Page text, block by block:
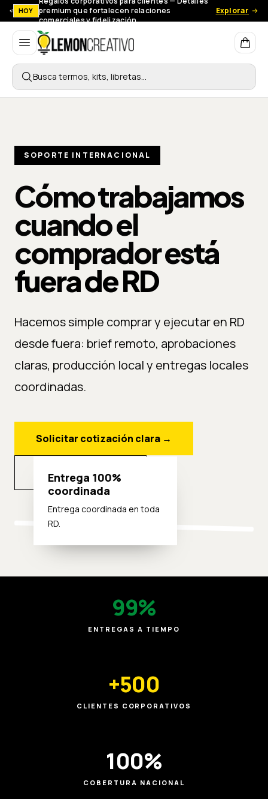
HOY
premium que fortalecen relaciones
comerciales y fidelización.
Explorar
Lemon Creativo
Busca termos, kits, libretas…
SOPORTE INTERNACIONAL
Cómo trabajamos
cuando el
comprador está
fuera de RD
Hacemos simple comprar y ejecutar en RD
desde fuera: brief remoto, aprobaciones
claras, producción local y entregas locales
coordinadas.
Solicitar cotización clara →
Explorar opciones
Entrega 100%
coordinada
Entrega coordinada en toda
RD.
99%
ENTREGAS A TIEMPO
+500
CLIENTES CORPORATIVOS
100%
COBERTURA NACIONAL